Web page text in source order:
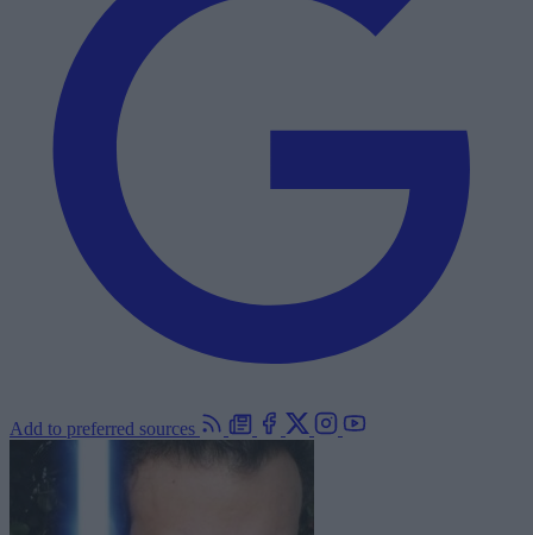
Add to preferred sources